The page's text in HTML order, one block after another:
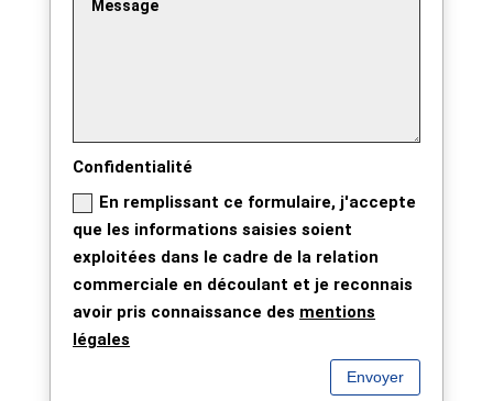
Confidentialité
En remplissant ce formulaire, j'accepte
que les informations saisies soient
exploitées dans le cadre de la relation
commerciale en découlant et je reconnais
avoir pris connaissance des mentions
légales
Envoyer